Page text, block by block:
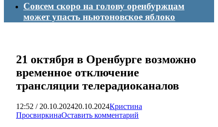
Совсем скоро на голову оренбуржцам
может упасть ньютоновское яблоко
21 октября в Оренбурге возможно
временное отключение
трансляции телерадиоканалов
12:52 / 20.10.202420.10.2024Кристина
ПросвиркинаОставить комментарий